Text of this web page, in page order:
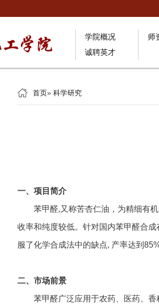
学院概况 师
诚聘英才
首页» 科学研究
一、项目简介
苯甲醛,又称苦杏仁油，为精细有
收率和纯度较低。针对国内苯甲醛合
服了化学合成法中的缺点, 产率达到
二、市场前景
苯甲醛广泛应用于农药、医药、